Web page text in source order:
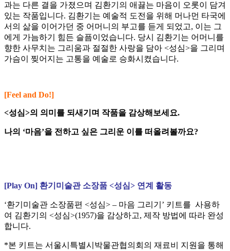
과는 다른 결을 가졌으며 김환기의 애끓는 마음이 오롯이 담겨
있는 작품입니다. 김환기는 예술적 도전을 위해 머나먼 타국에
서의 삶을 이어가던 중 어머니의 부고를 듣게 되었고, 이는 그
에게 가늠하기 힘든 슬픔이었습니다. 당시 김환기는 어머니를
향한 사무치는 그리움과 절절한 사랑을 담아 <성심>을 그리며
가슴이 찢어지는 고통을 예술로 승화시켰습니다.
[Feel and Do!]
<성심>의 의미를 되새기며 작품을 감상해보세요.
나의 ‘마음’을 전하고 싶은 그리운 이를 떠올려볼까요?
[Play On] 환기미술관 소장품 <성심> 연계 활동
‘환기미술관 소장품편 <성심> – 마음 그리기’ 키트를 사용하
여 김환기의 <성심>(1957)을 감상하고, 제작 방법에 따라 완성
합니다.
*본 키트는 서울시특별시박물관협의회의 재료비 지원을 통해